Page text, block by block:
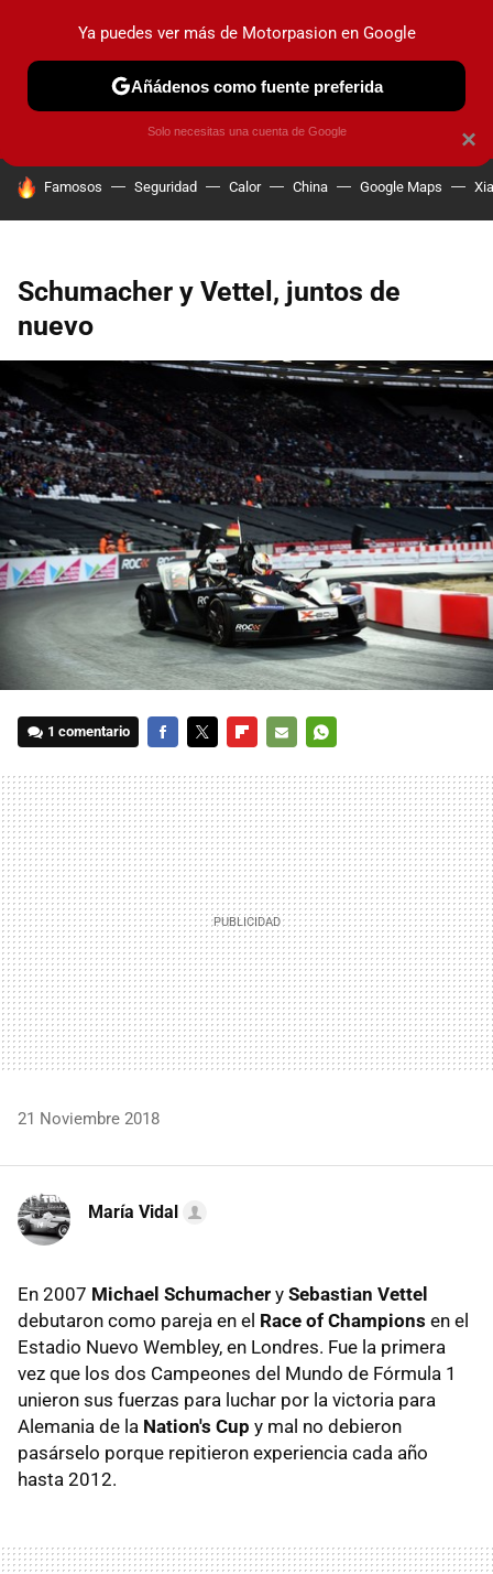
PRUEBAS COCHES ELÉCTRICOS OBSERVATORIO
HOY SE HABLA DE
Famosos Seguridad Calor China Google Maps
Schumacher y Vettel, juntos de
nuevo
1 comentario
MAIL
21 Noviembre 2018
María Vidal
En 2007 Michael Schumacher y Sebastian Vettel
debutaron como pareja en el Race of Champions en el
Estadio Nuevo Wembley, en Londres. Fue la primera
vez que los dos Campeones del Mundo de Fórmula 1
unieron sus fuerzas para luchar por la victoria para
Alemania de la Nation's Cup y mal no debieron
pasárselo porque repitieron experiencia cada año
hasta 2012.
×
Ya puedes ver más de Motorpasion en Google
Añádenos como fuente preferida
Solo necesitas una cuenta de Google